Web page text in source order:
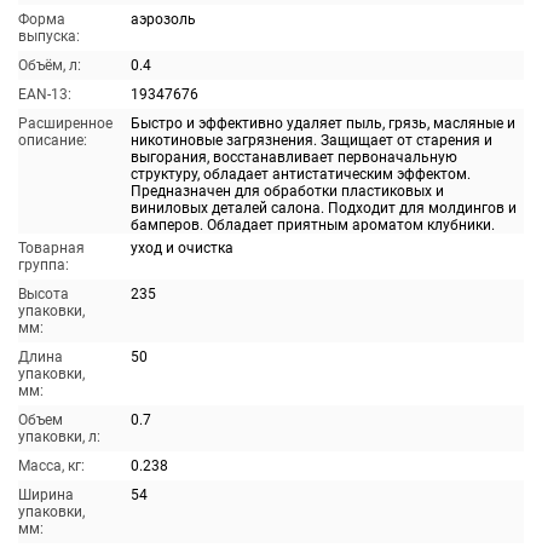
Форма
выпуска:
аэрозоль
Объём, л:
0.4
EAN-13:
19347676
Расширенное
описание:
Быстро и эффективно удаляет пыль, грязь, масляные и
никотиновые загрязнения. Защищает от старения и
выгорания, восстанавливает первоначальную
структуру, обладает антистатическим эффектом.
Предназначен для обработки пластиковых и
виниловых деталей салона. Подходит для молдингов и
бамперов. Обладает приятным ароматом клубники.
Товарная
группа:
уход и очистка
Высота
упаковки,
мм:
235
Длина
упаковки,
мм:
50
Объем
упаковки, л:
0.7
Масса, кг:
0.238
Ширина
упаковки,
мм:
54